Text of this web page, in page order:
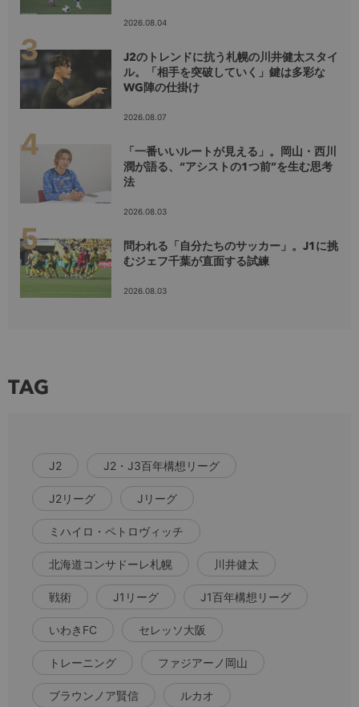
2026.08.04
J2のトレンドに抗う札幌の川井健太スタイ
ル。「相手を突破していく」鍵は多彩な
WG陣の仕掛け
2026.08.07
「一番いいルートが見える」。岡山・西川
潤が語る、“アシストの1つ前”を生む思考
法
2026.08.03
問われる「自分たちのサッカー」。J1に挑
むジェフ千葉が直面する試練
2026.08.03
TAG
J2 J2・J3百年構想リーグ
J2リーグ Jリーグ
ミハイロ・ペトロヴィッチ
北海道コンサドーレ札幌 川井健太
戦術 J1リーグ J1百年構想リーグ
いわきFC セレッソ大阪
トレーニング ファジアーノ岡山
ブラウンノア賢信 ルカオ